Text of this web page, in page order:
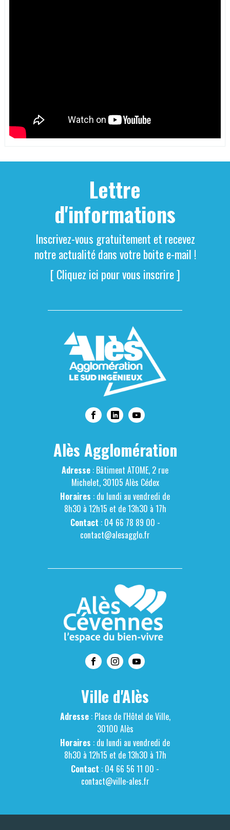
Lettre
d'informations
Inscrivez-vous gratuitement et recevez
notre actualité dans votre boite e-mail !
[ Cliquez ici pour vous inscrire ]
Alès Agglomération
Adresse : Bâtiment ATOME, 2 rue
Michelet, 30105 Alès Cédex
Horaires : du lundi au vendredi de
8h30 à 12h15 et de 13h30 à 17h
Contact : 04 66 78 89 00 -
contact@alesagglo.fr
Ville d'Alès
Adresse: Place de l'Hôtel de Ville,
30100 Alès
Horaires : du lundi au vendredi de
8h30 à 12h15 et de 13h30 à 17h
Contact : 04 66 56 11 00 -
contact@ville-ales.fr